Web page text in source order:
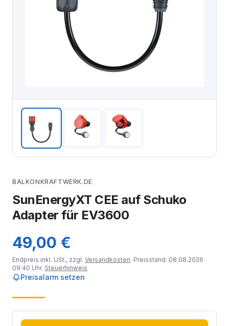
BALKONKRAFTWERK.DE
SunEnergyXT CEE auf Schuko
Adapter für EV3600
49,00 €
Endpreis inkl. USt., zzgl. Versandkosten. Preisstand: 08.08.2026
09:40 Uhr. Steuerhinweis
Preisalarm setzen